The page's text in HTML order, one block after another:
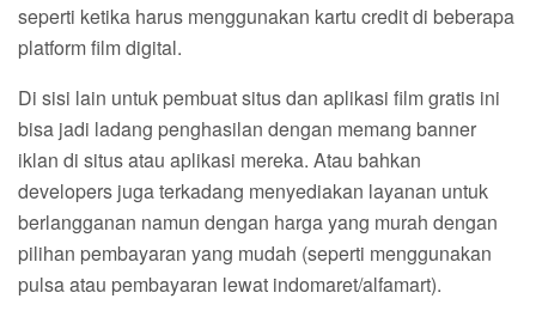
seperti ketika harus menggunakan kartu credit di beberapa
platform film digital.
Di sisi lain untuk pembuat situs dan aplikasi film gratis ini
bisa jadi ladang penghasilan dengan memang banner
iklan di situs atau aplikasi mereka. Atau bahkan
developers juga terkadang menyediakan layanan untuk
berlangganan namun dengan harga yang murah dengan
pilihan pembayaran yang mudah (seperti menggunakan
pulsa atau pembayaran lewat indomaret/alfamart).